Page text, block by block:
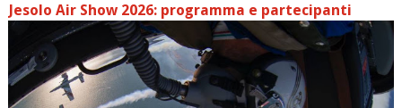
Jesolo Air Show 2026: programma e partecipanti